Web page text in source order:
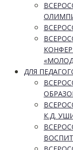
ДЛЯ
К.Д.